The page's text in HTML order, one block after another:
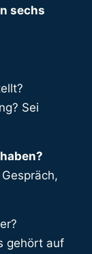
sechs
Sei
gehört auf